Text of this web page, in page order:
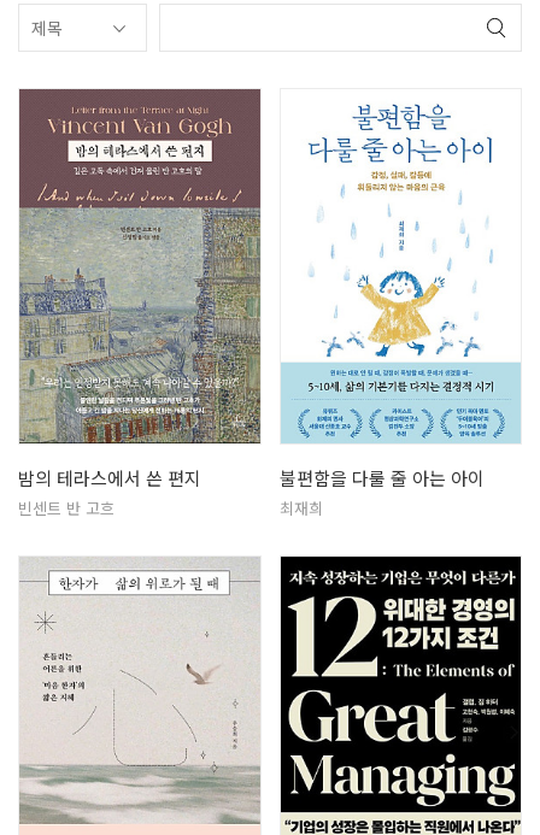
밤의 테라스에서 쓴 편지
빈센트 반 고흐
불편함을 다룰 줄 아는 아이
최재희